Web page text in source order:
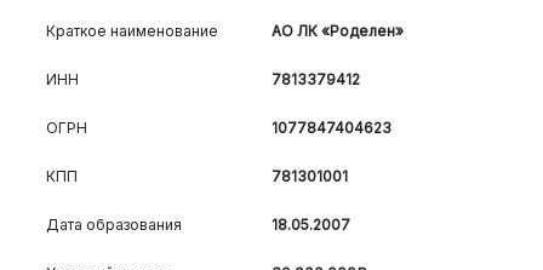
Краткое наименование АО ЛК «Роделен»
ИНН 7813379412
ОГРН 1077847404623
КПП 781301001
Дата образования 18.05.2007